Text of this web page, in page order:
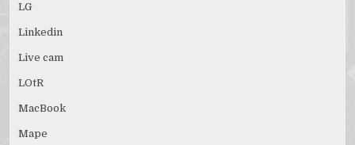
LG
Linkedin
Live cam
LOtR
MacBook
Mape